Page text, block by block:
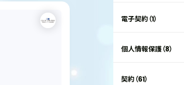
電子契約（1）
個人情報保護（8）
契約（61）